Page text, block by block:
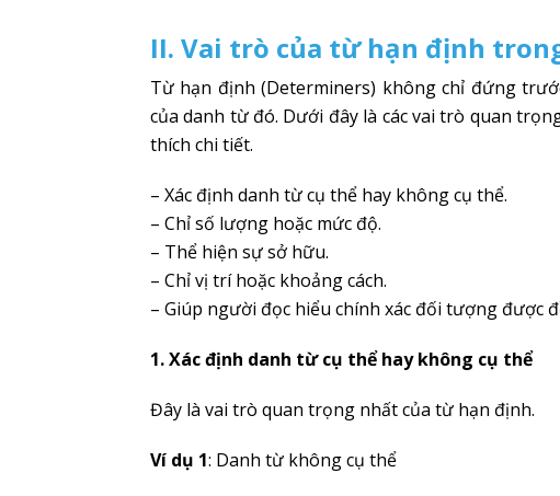
II. Vai trò của từ hạn định
Từ hạn định (Determiners) không chỉ đứng
của danh từ đó. Dưới đây là các vai trò quan
thích chi tiết.
– Xác định danh từ cụ thể hay không cụ thể.
– Chỉ số lượng hoặc mức độ.
– Thể hiện sự sở hữu.
– Chỉ vị trí hoặc khoảng cách.
– Giúp người đọc hiểu chính xác đối tượng được
1. Xác định danh từ cụ thể hay không cụ thể
Đây là vai trò quan trọng nhất của từ hạn định.
Ví dụ 1: Danh từ không cụ thể